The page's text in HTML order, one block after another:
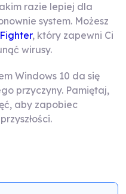
razie lepiej dla
system. Możesz
, który zapewni Ci
wirusy.
Windows 10 da się
przyczyny. Pamiętaj,
aby zapobiec